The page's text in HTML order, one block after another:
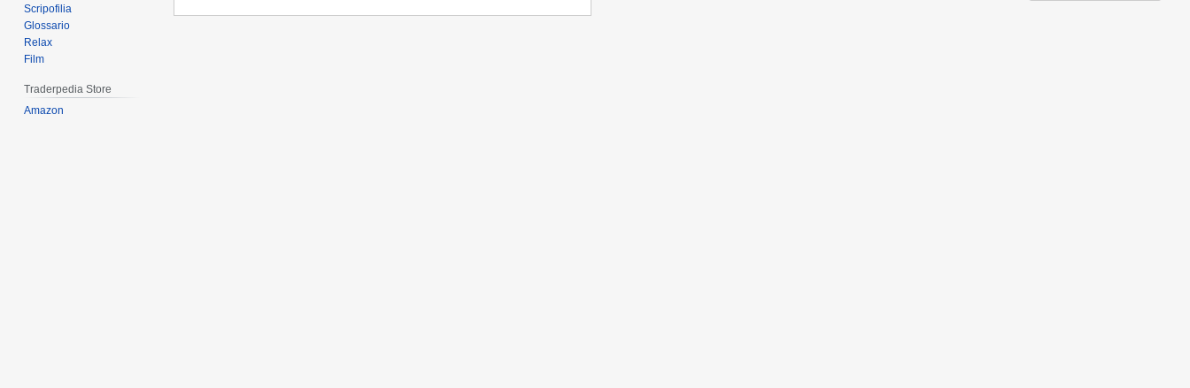
Scripofilia
Glossario
Relax
Film
Traderpedia Store
Amazon